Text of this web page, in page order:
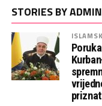
STORIES BY ADMIN